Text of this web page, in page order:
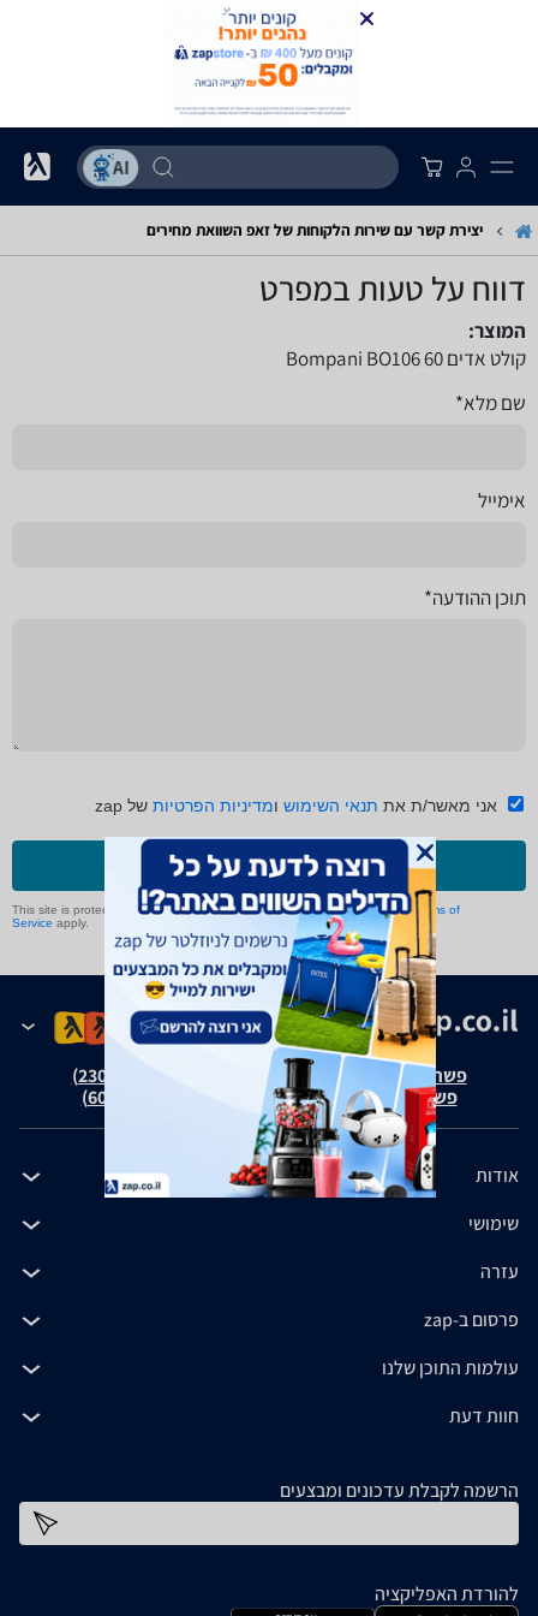
יצירת קשר עם שירות הלקוחות של זאפ השוואת מחירים
דווח על טעות במפרט
המוצר:
קולט אדים Bompani BO106 60
שם מלא*
אימייל
תוכן ההודעה*
אני מאשר/ת את תנאי השימוש ומדיניות הפרטיות של zap
שליחה
This site is protected by reCAPTCHA and the GooglePrivacy Policyand Terms of
Service apply.
פשרה בת"צ אבנצ'יק נ' זאפ גרופ (ת"צ 23008-08-20)
פשרה בת"צ כהנים נ' זאפ גרופ (ת"צ 60371-12-19)
אודות
שימושי
עזרה
פרסום ב-zap
עולמות התוכן שלנו
חוות דעת
הרשמה לקבלת עדכונים ומבצעים
להורדת האפליקציה